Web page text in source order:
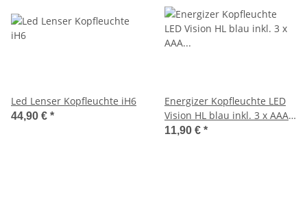
Led Lenser Kopfleuchte iH6
44,90 € *
Energizer Kopfleuchte LED
Vision HL blau inkl. 3 x AAA
Batterien
11,90 € *